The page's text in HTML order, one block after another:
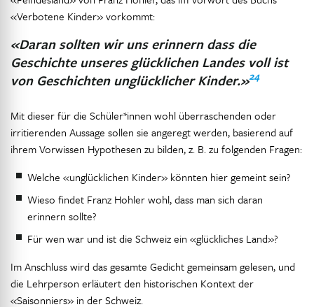
«Verbotene Kinder» vorkommt:
«Daran sollten wir uns erinnern dass die
Geschichte unseres glücklichen Landes voll ist
von Geschichten unglücklicher Kinder.»24
Mit dieser für die Schüler*innen wohl überraschenden oder
irritierenden Aussage sollen sie angeregt werden, basierend auf
ihrem Vorwissen Hypothesen zu bilden, z. B. zu folgenden Fragen:
Welche «unglücklichen Kinder» könnten hier gemeint sein?
Wieso findet Franz Hohler wohl, dass man sich daran
erinnern sollte?
Für wen war und ist die Schweiz ein «glückliches Land»?
Im Anschluss wird das gesamte Gedicht gemeinsam gelesen, und
die Lehrperson erläutert den historischen Kontext der
«Saisonniers» in der Schweiz.